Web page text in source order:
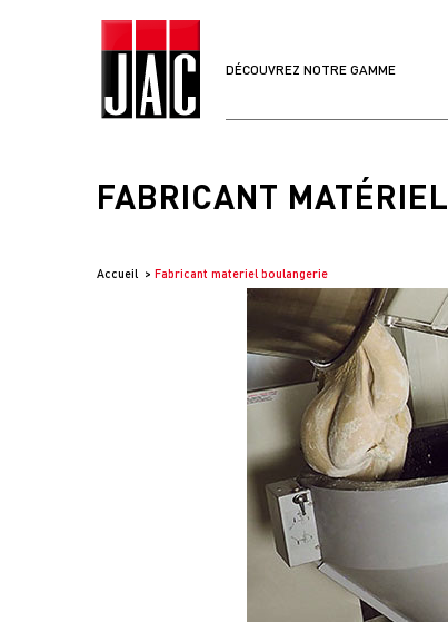
DÉCOUVREZ NOTRE GAMME
FABRICANT
Accueil Fabricant materiel boulangerie